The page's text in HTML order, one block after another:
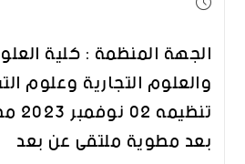
الجهة المنظمة : كلية
والعلوم التجارية وعلوم
بعد مطوية ملتقى عن بعد